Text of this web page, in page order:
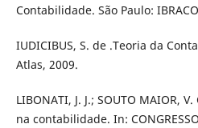
Contabilidade. São Paulo:
IUDICIBUS, S. de .Teoria da
Atlas, 2009.
LIBONATI, J. J.; SOUTO MAIOR,
na contabilidade. In: